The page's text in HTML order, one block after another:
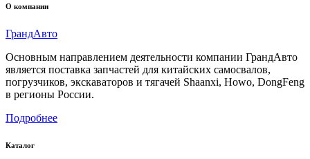
О компании
ГрандАвто
Основным направлением деятельности компании ГрандАвто
является поставка запчастей для китайских самосвалов,
погрузчиков, экскаваторов и тягачей Shaanxi, Howo, DongFeng
в регионы России.
Подробнее
Каталог